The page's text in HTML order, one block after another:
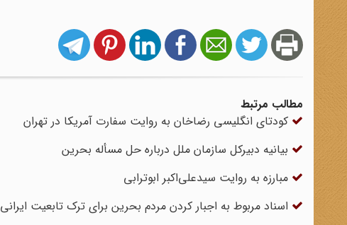
مطالب مرتبط
کودتای انگلیسی رضاخان به روایت سفارت آمریکا در تهران
بیانیه دبیرکل سازمان ملل درباره حل مسأله بحرین
مبارزه به روایت سیدعلی‌اکبر ابوترابی
اسناد مربوط به اجبار کردن مردم بحرین برای ترک تابعیت ایرانی